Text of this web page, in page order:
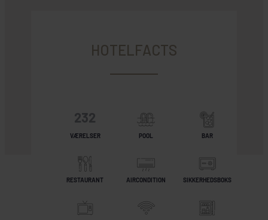
HOTELFACTS
232
VÆRELSER POOL BAR
RESTAURANT AIRCONDITION SIKKERHEDSBOKS